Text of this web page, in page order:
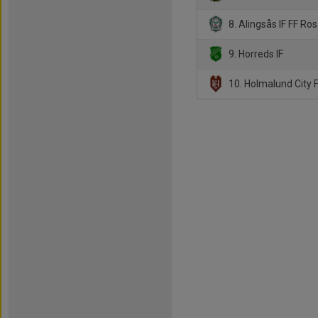
8. Alingsås IF FF
9. Horreds IF
10. Holmalund City